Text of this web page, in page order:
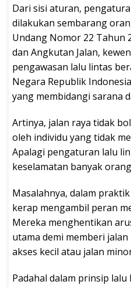
Dari sisi aturan,
dilakukan sembarang
Undang Nomor 22 Tahun
dan Angkutan Jalan,
pengawasan lalu lintas
Negara Republik
yang membidangi sarana
Artinya, jalan raya tidak
oleh individu yang tidak
Apalagi pengaturan lalu
keselamatan banyak
Masalahnya, dalam
kerap mengambil peran
Mereka menghentikan
utama demi memberi
akses kecil atau jalan
Padahal dalam prinsip